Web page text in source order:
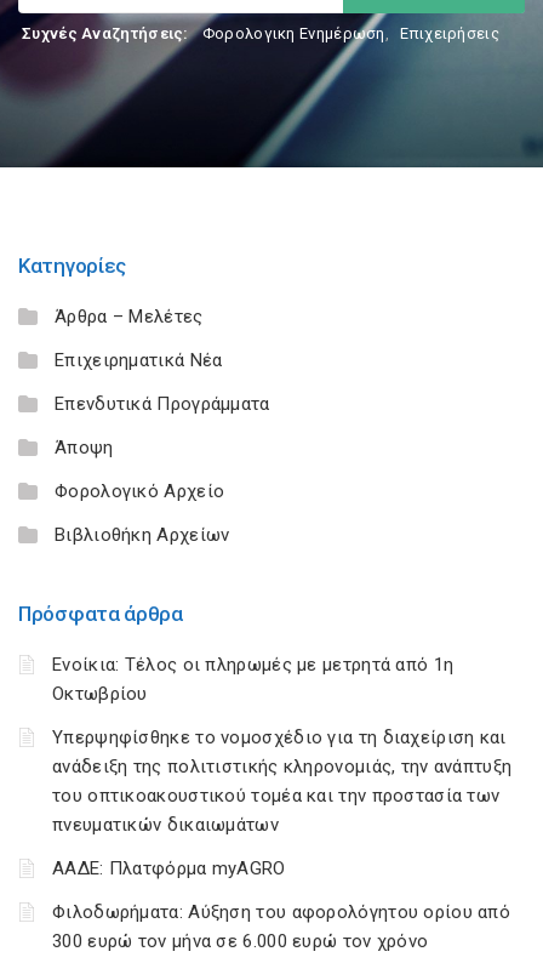
Συχνές Αναζητήσεις: Φορολογικη Ενημέρωση, Επιχειρήσεις
Κατηγορίες
Άρθρα – Μελέτες
Επιχειρηματικά Νέα
Επενδυτικά Προγράμματα
Άποψη
Φορολογικό Αρχείο
Βιβλιοθήκη Αρχείων
Πρόσφατα άρθρα
Ενοίκια: Τέλος οι πληρωμές με μετρητά από 1η
Οκτωβρίου
Υπερψηφίσθηκε το νομοσχέδιο για τη διαχείριση και
ανάδειξη της πολιτιστικής κληρονομιάς, την ανάπτυξη
του οπτικοακουστικού τομέα και την προστασία των
πνευματικών δικαιωμάτων
ΑΑΔΕ: Πλατφόρμα myAGRO
Φιλοδωρήματα: Αύξηση του αφορολόγητου ορίου από
300 ευρώ τον μήνα σε 6.000 ευρώ τον χρόνο